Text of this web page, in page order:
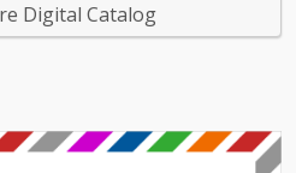
Digital Catalog